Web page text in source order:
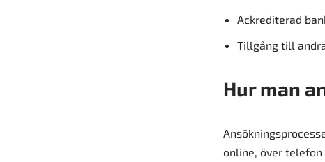
Ackrediterad
Tillgång till
Hur man
online, över